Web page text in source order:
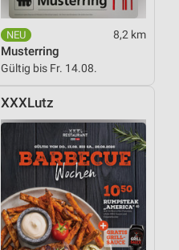
8,2 km
Musterring
Gültig bis Fr. 14.08.
XXXLutz